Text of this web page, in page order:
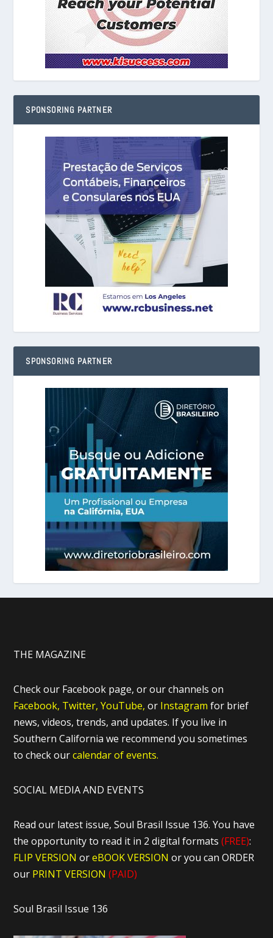
SPONSORING PARTNER
SPONSORING PARTNER
THE MAGAZINE
Check our Facebook page, or our channels on
Facebook, Twitter, YouTube, or Instagram for brief
news, videos, trends, and updates. If you live in
Southern California we recommend you sometimes
to check ourcalendar of events.
SOCIAL MEDIA AND EVENTS
Read our latest issue, Soul Brasil Issue 136. You have
the opportunity to read it in 2 digital formats(FREE):
FLIP VERSION oreBOOK VERSIONor you can ORDER
our PRINT VERSION (PAID)
Soul Brasil Issue 136